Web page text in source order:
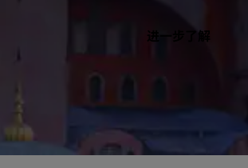
进一步了解